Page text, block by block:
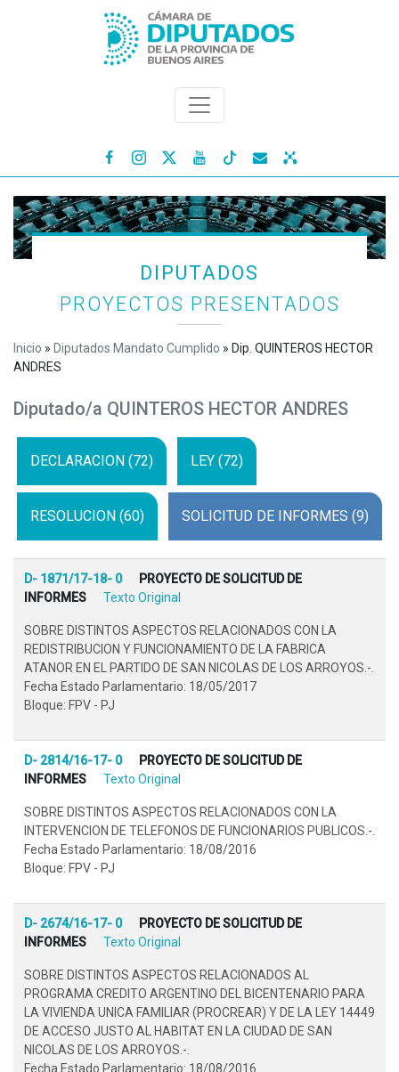
   
DIPUTADOS
PROYECTOS PRESENTADOS
Inicio » Diputados Mandato Cumplido » Dip. QUINTEROS HECTOR
ANDRES
Diputado/a QUINTEROS HECTOR ANDRES
DECLARACION (72) LEY (72)
RESOLUCION (60) SOLICITUD DE INFORMES (9)
D- 1871/17-18- 0
PROYECTO DE SOLICITUD DE
INFORMES
Texto Original
SOBRE DISTINTOS ASPECTOS RELACIONADOS CON LA
REDISTRIBUCION Y FUNCIONAMIENTO DE LA FABRICA
ATANOR EN EL PARTIDO DE SAN NICOLAS DE LOS ARROYOS.-.
Fecha Estado Parlamentario: 18/05/2017
Bloque: FPV - PJ
D- 2814/16-17- 0
PROYECTO DE SOLICITUD DE
INFORMES
Texto Original
SOBRE DISTINTOS ASPECTOS RELACIONADOS CON LA
INTERVENCION DE TELEFONOS DE FUNCIONARIOS PUBLICOS.-.
Fecha Estado Parlamentario: 18/08/2016
Bloque: FPV - PJ
D- 2674/16-17- 0
PROYECTO DE SOLICITUD DE
INFORMES
Texto Original
SOBRE DISTINTOS ASPECTOS RELACIONADOS AL
PROGRAMA CREDITO ARGENTINO DEL BICENTENARIO PARA
LA VIVIENDA UNICA FAMILIAR (PROCREAR) Y DE LA LEY 14449
DE ACCESO JUSTO AL HABITAT EN LA CIUDAD DE SAN
NICOLAS DE LOS ARROYOS.-.
Fecha Estado Parlamentario: 18/08/2016